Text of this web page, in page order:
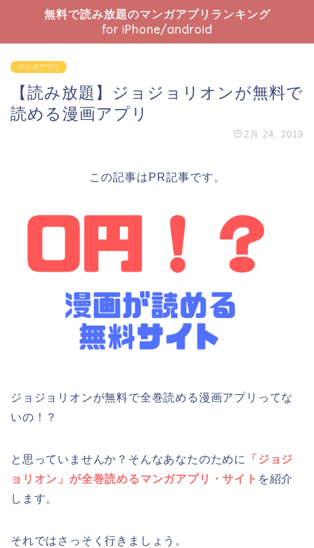
無料で読み放題のマンガアプリランキング
for iPhone/android
マンガアプリ
【読み放題】ジョジョリオンが無料で
読める漫画アプリ
2月 24, 2019
この記事はPR記事です。
ジョジョリオンが無料で全巻読める漫画アプリってな
いの！？
と思っていませんか？そんなあなたのために
「ジョジ
ョリオン」が全巻読めるマンガアプリ・サイト を紹介
します。
それではさっそく行きましょう。